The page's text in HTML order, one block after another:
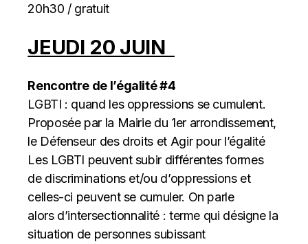
20h30 / gratuit
JEUDI 20 JUIN
Rencontre de l’égalité #4
LGBTI : quand les oppressions se cumulent.
Proposée par la Mairie du 1er arrondissement,
le Défenseur des droits et Agir pour l’égalité
Les LGBTI peuvent subir différentes formes
de discriminations et/ou d’oppressions et
celles-ci peuvent se cumuler. On parle
alors d’intersectionnalité : terme qui désigne la
situation de personnes subissant